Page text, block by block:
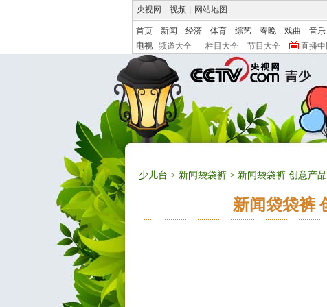
央视网 视频 网站地图
首页 新闻 经济 体育 综艺 春晚 戏曲 音乐
电视
频道大全 栏目大全 节目大全 直播中
少儿台 > 新闻袋袋裤 > 新闻袋袋裤 创意产
新闻袋袋裤